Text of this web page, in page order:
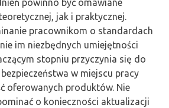
powinno być omawiane
jak i praktycznej.
pracownikom o standardach
im niezbędnych umiejętności
stopniu przyczynia się do
w miejscu pracy
oferowanych produktów. Nie
o konieczności aktualizacji